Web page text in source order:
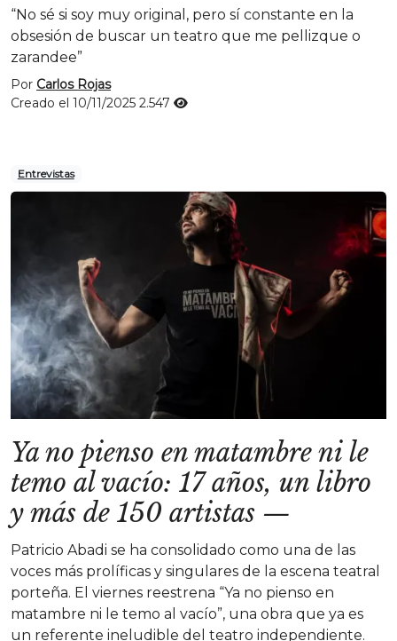
“No sé si soy muy original, pero sí constante en la
obsesión de buscar un teatro que me pellizque o
zarandee”
Por Carlos Rojas
Creado el 10/11/2025 2.547
Entrevistas
Ya no pienso en matambre ni le
temo al vacío: 17 años, un libro
y más de 150 artistas —
Patricio Abadi se ha consolidado como una de las
voces más prolíficas y singulares de la escena teatral
porteña. El viernes reestrena “Ya no pienso en
matambre ni le temo al vacío”, una obra que ya es
un referente ineludible del teatro independiente.